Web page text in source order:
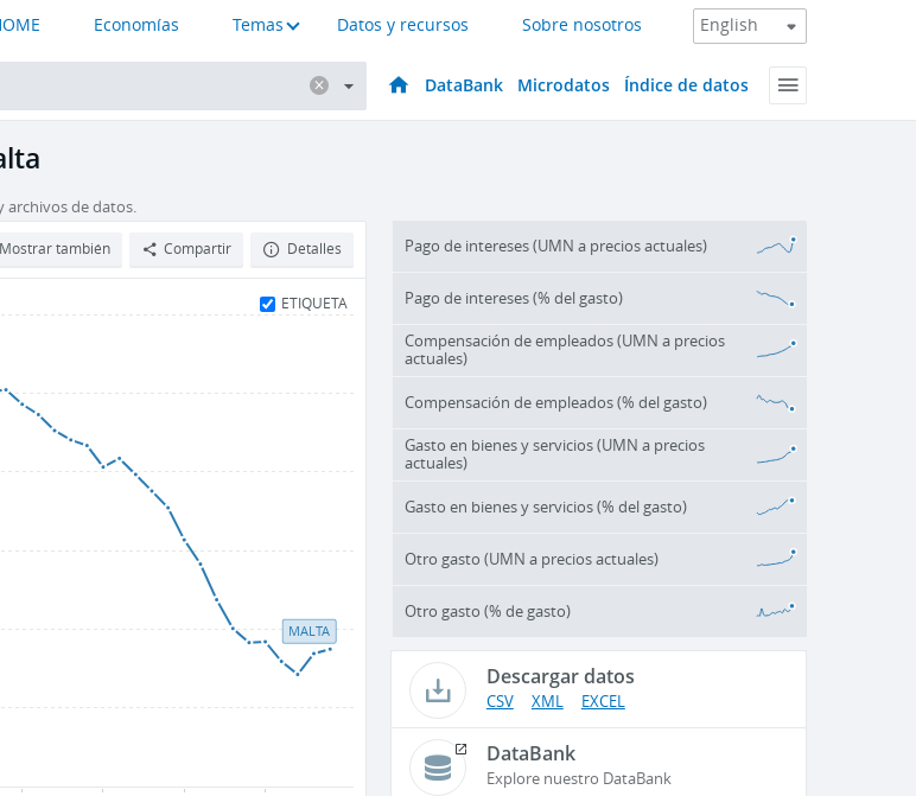
Economías Temas Datos y recursos Sobre nosotros
DataBank Microdatos Índice de datos
archivos de datos.
Mostrar también Compartir Detalles
ETIQUETA
MALTA
Pago de intereses (UMN a precios actuales)
Pago de intereses (% del gasto)
Compensación de empleados (UMN a precios
actuales)
Compensación de empleados (% del gasto)
Gasto en bienes y servicios (UMN a precios
actuales)
Gasto en bienes y servicios (% del gasto)
Otro gasto (UMN a precios actuales)
Otro gasto (% de gasto)
Descargar datos
CSV XML EXCEL
DataBank
Explore nuestro DataBank